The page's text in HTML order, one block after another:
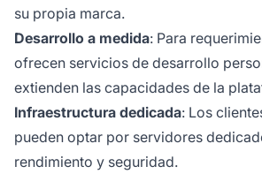
su propia marca.
Desarrollo a medida: Para
ofrecen servicios de desarrollo
extienden las capacidades de la
Infraestructura dedicada: Los
pueden optar por servidores
rendimiento y seguridad.